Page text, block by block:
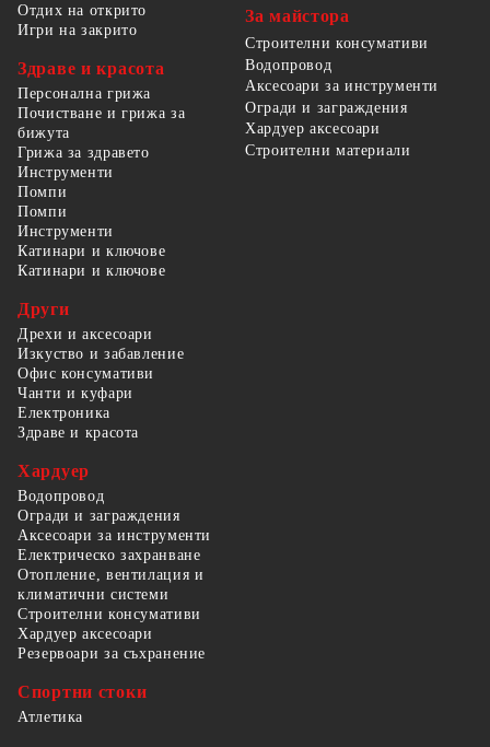
Отдих на открито
Игри на закрито
Здраве и красота
Персонална грижа
Почистване и грижа за
бижута
Грижа за здравето
За майстора
Строителни консумативи
Водопровод
Аксесоари за инструменти
Огради и заграждения
Хардуер аксесоари
Строителни материали
Инструменти
Помпи
Помпи
Инструменти
Катинари и ключове
Катинари и ключове
Други
Дрехи и аксесоари
Изкуство и забавление
Офис консумативи
Чанти и куфари
Електроника
Здраве и красота
Хардуер
Водопровод
Огради и заграждения
Аксесоари за инструменти
Електрическо захранване
Отопление, вентилация и
климатични системи
Строителни консумативи
Хардуер аксесоари
Резервоари за съхранение
Спортни стоки
Атлетика